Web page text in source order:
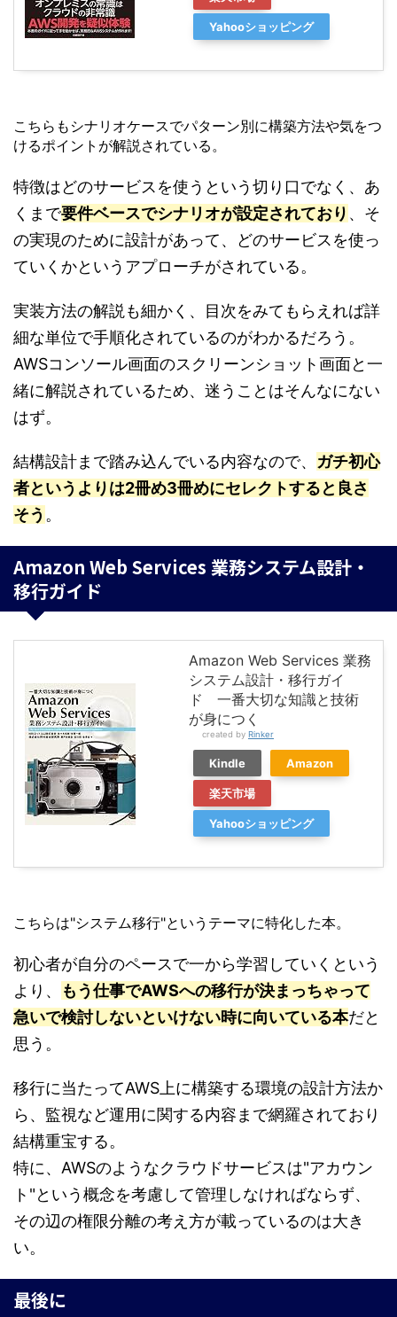
Yahooショッピング
こちらもシナリオケースでパターン別に構築方法や気をつ
けるポイントが解説されている。
特徴はどのサービスを使うという切り口でなく、あ
くまで要件ベースでシナリオが設定されており 、そ
の実現のために設計があって、どのサービスを使っ
ていくかというアプローチがされている。
実装方法の解説も細かく、目次をみてもらえれば詳
細な単位で手順化されているのがわかるだろう。
AWSコンソール画面のスクリーンショット画面と一
緒に解説されているため、迷うことはそんなにない
はず。
結構設計まで踏み込んでいる内容なので、 ガチ初心
者というよりは2冊め3冊めにセレクトすると良さ
そう 。
Amazon Web Services 業務システム設計・
移行ガイド
Amazon Web Services 業務
システム設計・移行ガイ
ド 一番大切な知識と技術
が身につく
created by Rinker
Kindle Amazon
楽天市場
Yahooショッピング
こちらは"システム移行"というテーマに特化した本。
初心者が自分のペースで一から学習していくという
より、
もう仕事でAWSへの移行が決まっちゃって
急いで検討しないといけない時に向いている本だと
思う。
移行に当たってAWS上に構築する環境の設計方法か
ら、監視など運用に関する内容まで網羅されており
結構重宝する。
特に、AWSのようなクラウドサービスは"アカウン
ト"という概念を考慮して管理しなければならず、
その辺の権限分離の考え方が載っているのは大き
い。
最後に